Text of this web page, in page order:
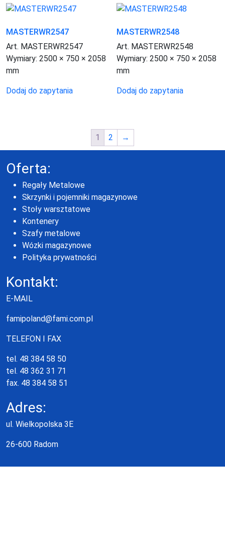
MASTERWR2547
Art. MASTERWR2547
Wymiary: 2500 × 750 × 2058
mm
Dodaj do zapytania
MASTERWR2548
Art. MASTERWR2548
Wymiary:2500 × 750 × 2058
mm
Dodaj do zapytania
1 2 →
Oferta:
Regały Metalowe
Skrzynki i pojemniki magazynowe
Stoły warsztatowe
Kontenery
Szafy metalowe
Wózki magazynowe
Polityka prywatności
Kontakt:
E-MAIL
famipoland@fami.com.pl
TELEFON I FAX
tel. 48 384 58 50
tel. 48 362 31 71
fax. 48 384 58 51
Adres:
ul. Wielkopolska 3E
26-600 Radom